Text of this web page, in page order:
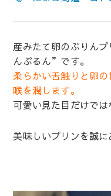
産みたて卵のぷりん
んぷるん”です。
柔らかい舌触りと卵
喉を潤します。
可愛い見た目だけで
美味しいプリンを誠に